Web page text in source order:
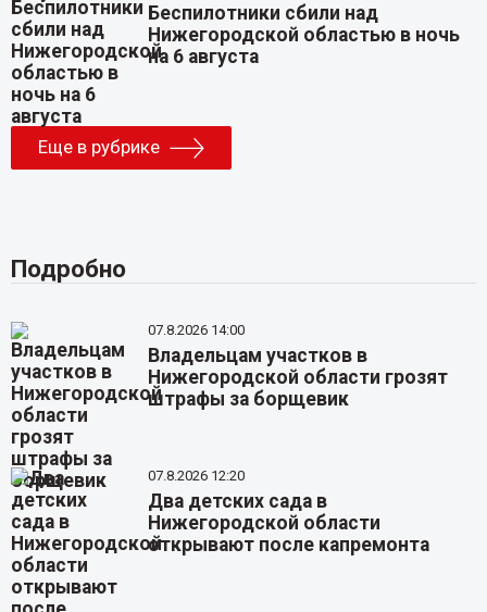
Беспилотники сбили над
Нижегородской областью в ночь
на 6 августа
Еще в рубрике
Подробно
07.8.2026 14:00
Владельцам участков в
Нижегородской области грозят
штрафы за борщевик
07.8.2026 12:20
Два детских сада в
Нижегородской области
открывают после капремонта